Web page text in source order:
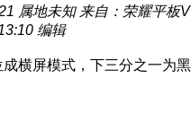
属地未知 来自：荣耀平板
编辑
横屏模式，下三分之一为